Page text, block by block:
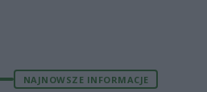
NAJNOWSZE INFORMACJE